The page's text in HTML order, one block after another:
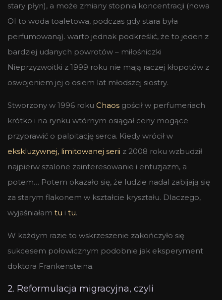
stary płyn), a może zmiany stopnia koncentracji (nowa
OI to woda toaletowa, podczas gdy stara była
perfumowaną). warto jednak podkreślić, że to jeden z
bardziej udanych powrotów – miłośniczki
Nieprzyzwoitki z 1999 roku nie mają raczej kłopotów z
oswojeniem jej o osiem lat młodszej siostry.
Stworzony w 1996 roku Chaos gościł w perfumeriach
krótko i na rynku wtórnym osiągał ceny mogące
przyprawić o palpitację serca. Kiedy wrócił w
ekskluzywnej, limitowanej serii z 2008 roku wzbudził
najpierw szalone zainteresowanie i entuzjazm, a
potem… Potem okazało się, że ludzie nadal zabijają się
za starym flakonem w kształcie kryształu. Dlaczego,
wyjaśniałam tu i tu.
W każdym razie to wskrzeszenie zakończyło się
sukcesem połowicznym podobnie jak eksperyment
doktora Frankensteina.
2. Reformulacja migracyjna, czyli